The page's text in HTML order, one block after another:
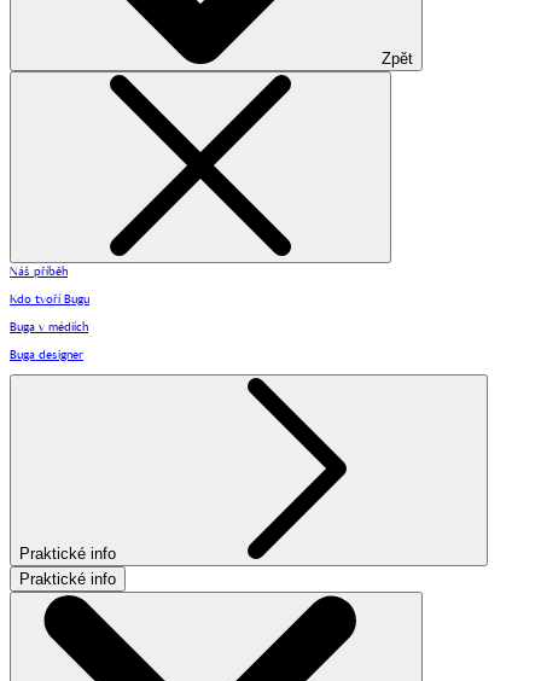
Zpět
Náš příběh
Kdo tvoří Bugu
Buga v médiích
Buga designer
Praktické info
Praktické info